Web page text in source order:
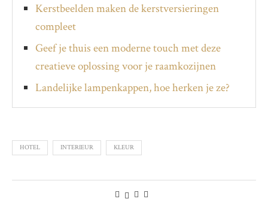
Kerstbeelden maken de kerstversieringen
compleet
Geef je thuis een moderne touch met deze
creatieve oplossing voor je raamkozijnen
Landelijke lampenkappen, hoe herken je ze?
HOTEL INTERIEUR KLEUR